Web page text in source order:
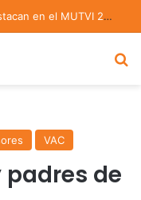
Estudiantes STEM de la UDLAP destacan en el MUTVI 2026
VAC
de